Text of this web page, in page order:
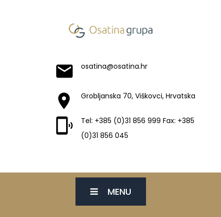
osatina@osatina.hr
Grobljanska 70, Viškovci, Hrvatska
Tel: +385 (0)31 856 999 Fax: +385
(0)31 856 045
MENU